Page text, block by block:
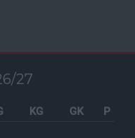
27
KG GK P